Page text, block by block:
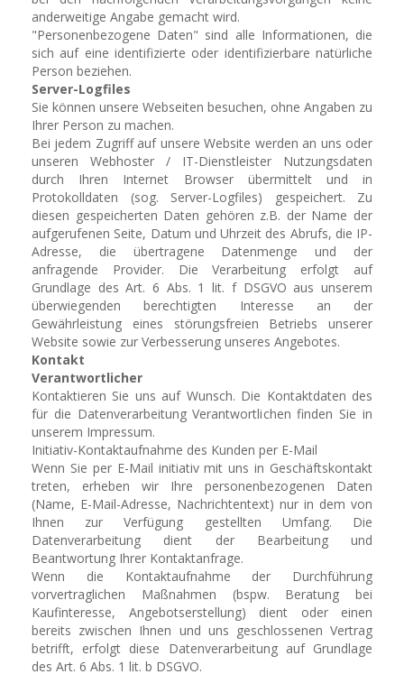
anderweitige Angabe gemacht wird.
"Personenbezogene Daten" sind alle Informationen, die
sich auf eine identifizierte oder identifizierbare natürliche
Person beziehen.
Server-Logfiles
Sie können unsere Webseiten besuchen, ohne Angaben zu
Ihrer Person zu machen.
Bei jedem Zugriff auf unsere Website werden an uns oder
unseren Webhoster / IT-Dienstleister Nutzungsdaten
durch Ihren Internet Browser übermittelt und in
Protokolldaten (sog. Server-Logfiles) gespeichert. Zu
diesen gespeicherten Daten gehören z.B. der Name der
aufgerufenen Seite, Datum und Uhrzeit des Abrufs, die IP-
Adresse, die übertragene Datenmenge und der
anfragende Provider. Die Verarbeitung erfolgt auf
Grundlage des Art. 6 Abs. 1 lit. f DSGVO aus unserem
überwiegenden berechtigten Interesse an der
Gewährleistung eines störungsfreien Betriebs unserer
Website sowie zur Verbesserung unseres Angebotes.
Kontakt
Verantwortlicher
Kontaktieren Sie uns auf Wunsch. Die Kontaktdaten des
für die Datenverarbeitung Verantwortlichen finden Sie in
unserem Impressum.
Initiativ-Kontaktaufnahme des Kunden per E-Mail
Wenn Sie per E-Mail initiativ mit uns in Geschäftskontakt
treten, erheben wir Ihre personenbezogenen Daten
(Name, E-Mail-Adresse, Nachrichtentext) nur in dem von
Ihnen zur Verfügung gestellten Umfang. Die
Datenverarbeitung dient der Bearbeitung und
Beantwortung Ihrer Kontaktanfrage.
Wenn die Kontaktaufnahme der Durchführung
vorvertraglichen Maßnahmen (bspw. Beratung bei
Kaufinteresse, Angebotserstellung) dient oder einen
bereits zwischen Ihnen und uns geschlossenen Vertrag
betrifft, erfolgt diese Datenverarbeitung auf Grundlage
des Art. 6 Abs. 1 lit. b DSGVO.